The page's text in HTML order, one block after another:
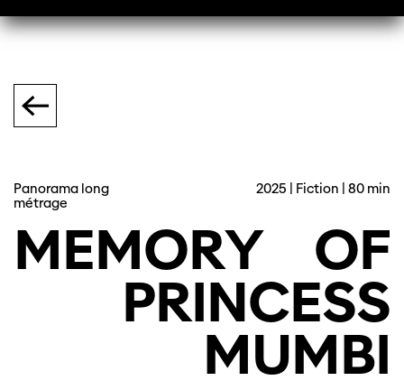
Panorama long
métrage
2025 | Fiction | 80 min
MEMORY OF
PRINCESS
MUMBI